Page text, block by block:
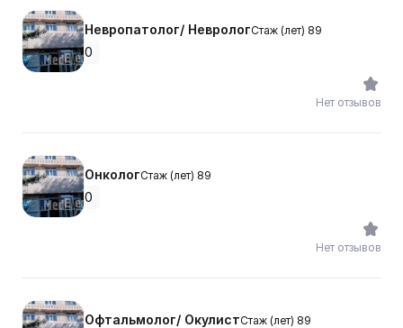
Невропатолог/ НеврологСтаж (лет) 89
0
Нет отзывов
ОнкологСтаж (лет) 89
0
Нет отзывов
Офтальмолог/ ОкулистСтаж (лет) 89